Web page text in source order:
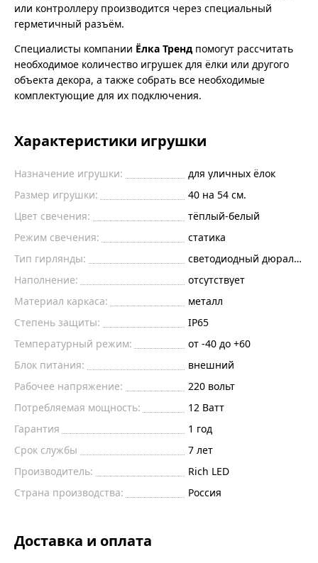
или контроллеру производится через специальный
герметичный разъём.
Специалисты компании Ёлка Тренд помогут рассчитать
необходимое количество игрушек для ёлки или другого
объекта декора, а также собрать все необходимые
комплектующие для их подключения.
Характеристики игрушки
Назначение игрушки:
для уличных ёлок
Размер игрушки:
40 на 54 см.
Цвет свечения:
тёплый-белый
Режим свечения:
статика
Тип гирлянды:
светодиодный дюралайт
Наполнение:
отсутствует
Материал каркаса:
металл
Степень защиты:
IP65
Температурный режим:
от -40 до +60
Блок питания:
внешний
Рабочее напряжение:
220 вольт
Потребляемая мощность:
12 Ватт
Гарантия
1 год
Срок службы
7 лет
Производитель:
Rich LED
Страна производства:
Россия
Доставка и оплата